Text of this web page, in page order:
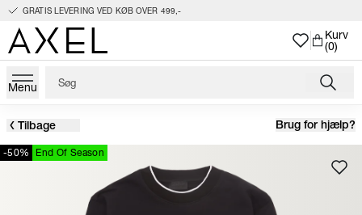
GRATIS LEVERING VED KØB OVER 499,-
Kurv
(0)
Menu
Tilbage Brug for hjælp?
-50% End Of Season